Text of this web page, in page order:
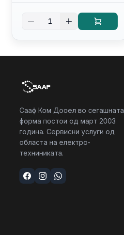
glare FULLHD LED Display/
Backlit Kb
1
Сааф Ком Дооел во сегашната
форма постои од март 2003
година. Сервисни услуги од
областа на електро-
техниниката.